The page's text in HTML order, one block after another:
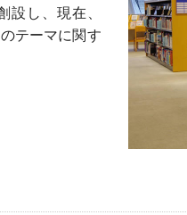
し、現在、
テーマに関す